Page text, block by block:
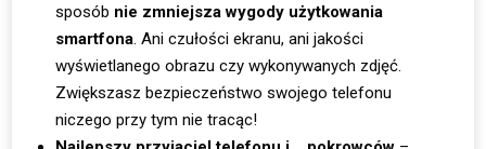
sposób nie zmniejsza wygody użytkowania
smartfona . Ani czułości ekranu, ani jakości
wyświetlanego obrazu czy wykonywanych zdjęć.
Zwiększasz bezpieczeństwo swojego telefonu
niczego przy tym nie tracąc!